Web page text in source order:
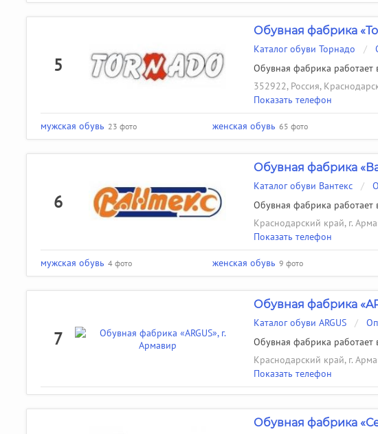
5
Обувная фабрика
Каталог обуви Торнадо /
Обувная фабрика работает
352922, Россия,
Показать телефон
мужская обувь 23 фото женская обувь 65 фото
6
Обувная фабрика
Каталог обуви Вантекс /
Обувная фабрика работает
Краснодарский край, г.
Показать телефон
мужская обувь 4 фото женская обувь 9 фото
7
Обувная фабрика
Каталог обуви ARGUS /
Обувная фабрика работает
Краснодарский край, г.
Показать телефон
Обувная фабрика